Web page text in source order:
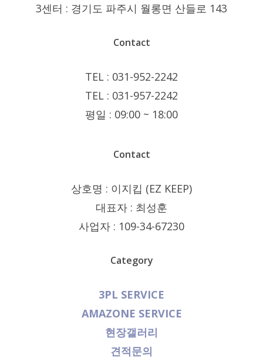
3센터 : 경기도 파주시 월롱면 산들로 143
Contact
TEL : 031-952-2242
TEL : 031-957-2242
평일 : 09:00 ~ 18:00
Contact
상호명 : 이지킵 (EZ KEEP)
대표자 : 최성훈
사업자 : 109-34-67230
Category
3PL SERVICE
AMAZONE SERVICE
현장갤러리
견적문의